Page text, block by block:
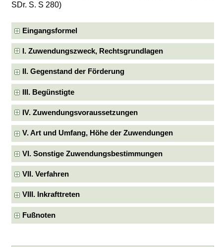
SDr. S. S 280)
Eingangsformel
I. Zuwendungszweck, Rechtsgrundlagen
II. Gegenstand der Förderung
III. Begünstigte
IV. Zuwendungsvoraussetzungen
V. Art und Umfang, Höhe der Zuwendungen
VI. Sonstige Zuwendungsbestimmungen
VII. Verfahren
VIII. Inkrafttreten
Fußnoten